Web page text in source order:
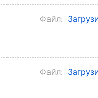
Файл:
Файл: